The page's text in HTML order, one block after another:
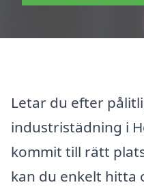
Letar du efter
industristädning i
kommit till rätt
kan du enkelt hitta